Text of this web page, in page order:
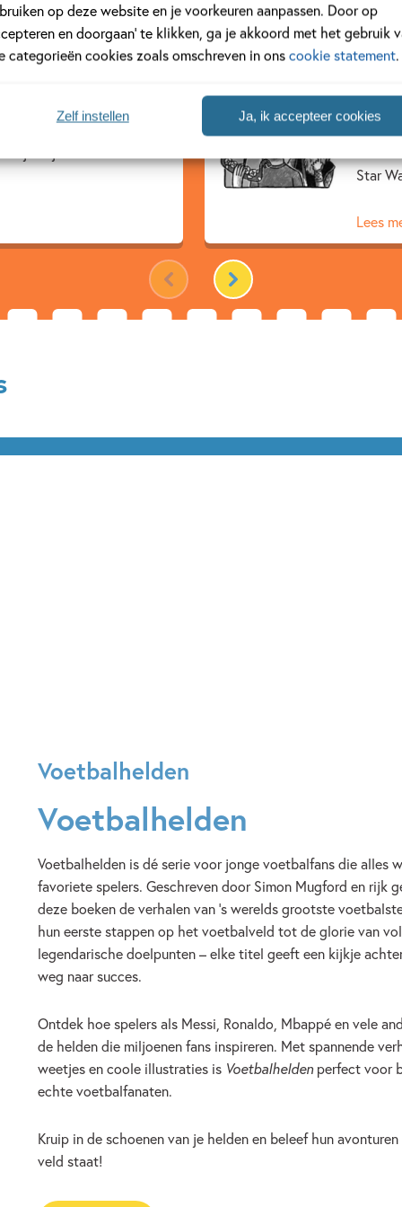
op deze website en je voorkeuren aanpassen. Door op
en doorgaan’ te klikken, ga je akkoord met het gebruik
categorieën cookies zoals omschreven in onscookie statement.
Ja, ik accepteer cookies
Zelf instellen
voor wetenschap,
Dan
Dan
Star
Lees
Voetbalhelden
Voetbalhelden
Voetbalhelden is dé serie voor jonge voetbalfans die alles
favoriete spelers. Geschreven door Simon Mugford en rijk
deze boeken de verhalen van ’s werelds grootste
hun eerste stappen op het voetbalveld tot de glorie van
legendarische doelpunten – elke titel geeft een kijkje
weg naar succes.
Ontdek hoe spelers als Messi, Ronaldo, Mbappé en vele
de helden die miljoenen fans inspireren. Met spannende
weetjes en coole illustraties is Voetbalheldenperfect voor
echte voetbalfanaten.
Kruip in de schoenen van je helden en beleef hun
veld staat!